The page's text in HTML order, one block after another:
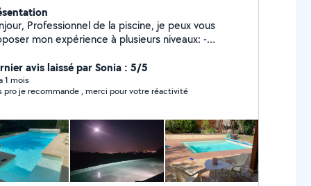
de la piscine, je peux vous
mon expérience à plusieurs niveaux: -
entretien annuel, suivi régulier => nettoyage,
de l'eau, filtration etc..) - Diagnostic sur la
de l'eau et du bon fonctionnement de votre
- Démarches administratives
de travaux) - Conseils paysagers et
paysagère. - Terrasses bois.
avis laissé par Sonia : 5/5
1 mois
pro je recommande , merci pour votre réactivité